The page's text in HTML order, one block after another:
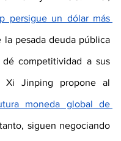
persigue un dólar más
la pesada deuda pública
competitividad a sus
moneda global de
siguen negociando